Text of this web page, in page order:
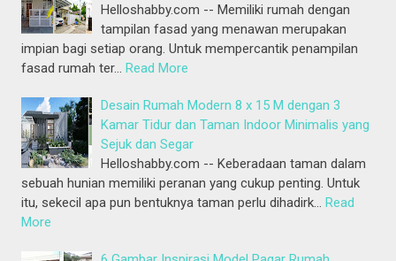
Helloshabby.com -- Memiliki rumah dengan
tampilan fasad yang menawan merupakan
impian bagi setiap orang. Untuk mempercantik penampilan
fasad rumah ter… Read More
Desain Rumah Modern 8 x 15 M dengan 3
Kamar Tidur dan Taman Indoor Minimalis yang
Sejuk dan Segar
Helloshabby.com -- Keberadaan taman dalam
sebuah hunian memiliki peranan yang cukup penting. Untuk
itu, sekecil apa pun bentuknya taman perlu dihadirk… Read
More